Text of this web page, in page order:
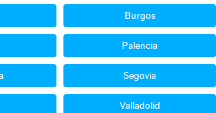
Burgos
Palencia
Segovia
Valladolid